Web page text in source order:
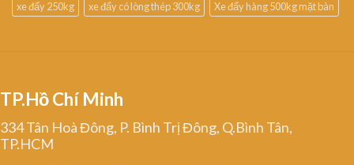
xe đẩy 250kg
xe đẩy có lòng thép 300kg Xe đẩy hàng 500kg mặt bàn
TP.Hồ Chí Minh
334 Tân Hoà Đông, P. Bình Trị Đông, Q.Bình Tân,
TP.HCM